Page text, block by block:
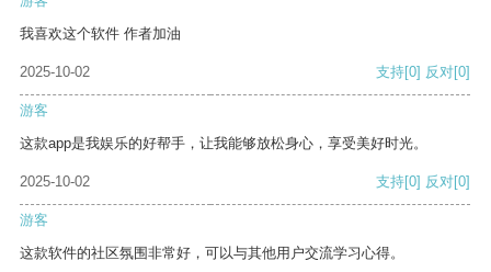
我喜欢这个软件 作者加油
2025-10-02 支持[0] 反对[0]
游客
这款app是我娱乐的好帮手，让我能够放松身心，享受美好时光。
2025-10-02 支持[0] 反对[0]
游客
这款软件的社区氛围非常好，可以与其他用户交流学习心得。